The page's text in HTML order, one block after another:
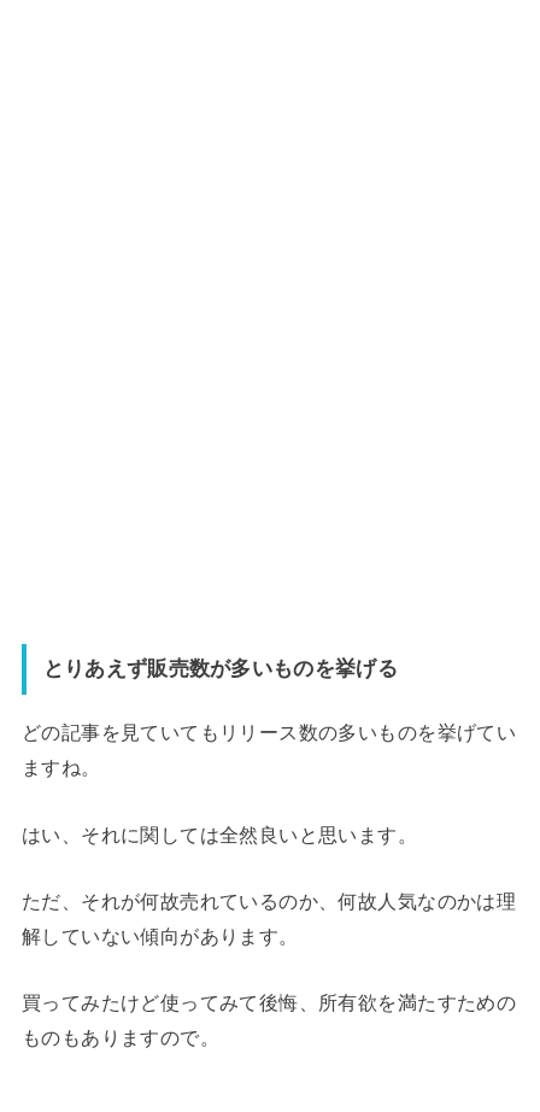
とりあえず販売数が多いものを挙げる
どの記事を見ていてもリリース数の多いものを挙げてい
ますね。
はい、それに関しては全然良いと思います。
ただ、それが何故売れているのか、何故人気なのかは理
解していない傾向があります。
買ってみたけど使ってみて後悔、所有欲を満たすための
ものもありますので。